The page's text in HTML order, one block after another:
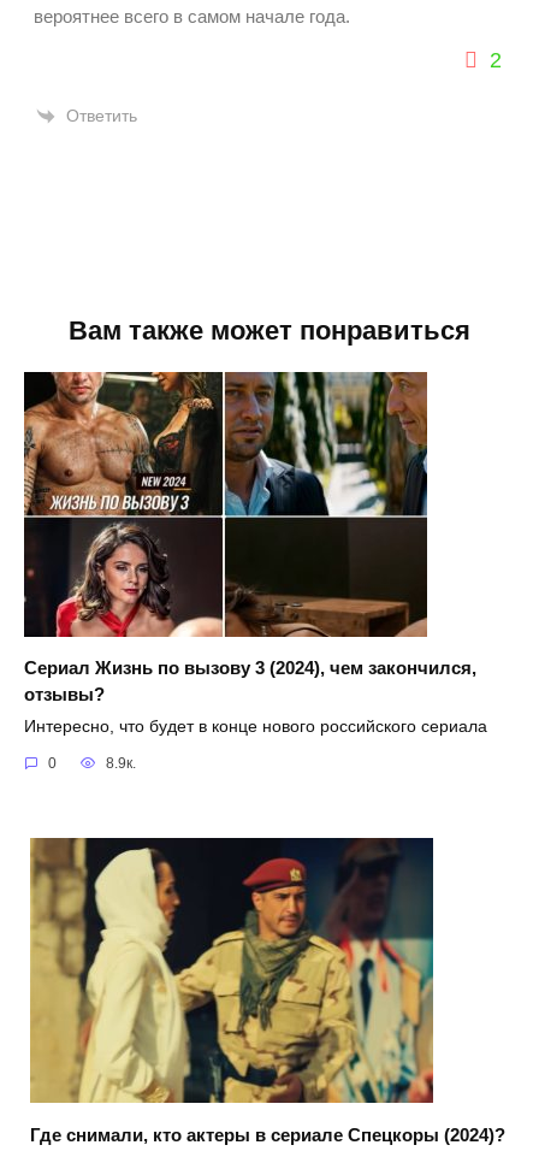
вероятнее всего в самом начале года.
2
Ответить
Вам также может понравиться
Сериал Жизнь по вызову 3 (2024), чем закончился,
отзывы?
Интересно, что будет в конце нового российского сериала
0 8.9к.
Где снимали, кто актеры в сериале Спецкоры (2024)?